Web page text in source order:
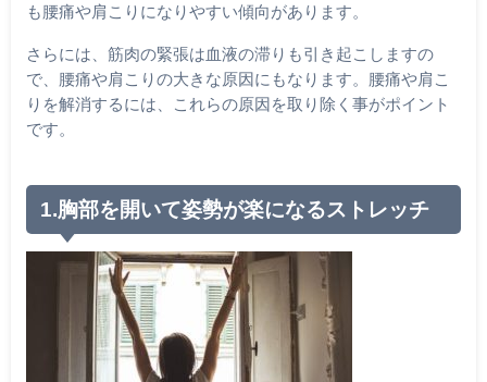
も腰痛や肩こりになりやすい傾向があります。
さらには、筋肉の緊張は血液の滞りも引き起こしますの
で、腰痛や肩こりの大きな原因にもなります。腰痛や肩こ
りを解消するには、これらの原因を取り除く事がポイント
です。
1.胸部を開いて姿勢が楽になるストレッチ